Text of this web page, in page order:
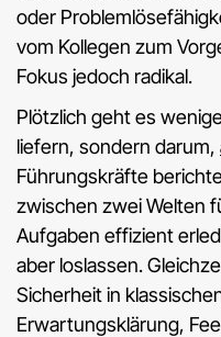
oder
vom Kollegen zum
Fokus jedoch radikal.
Plötzlich geht es
liefern, sondern darum,
Führungskräfte
zwischen zwei Welten
Aufgaben effizient
aber loslassen.
Sicherheit in
Erwartungsklärung,